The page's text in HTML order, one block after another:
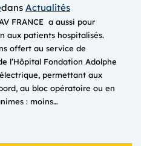
dans Actualités
FRANCE a aussi pour
aux patients hospitalisés.
offert au service de
l’Hôpital Fondation Adolphe
permettant aux
au bloc opératoire ou en
: moins…